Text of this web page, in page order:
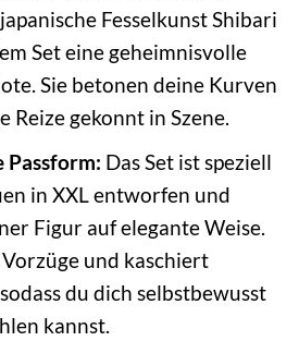
Fesselkunst Shibari
Set eine geheimnisvolle
Sie betonen deine Kurven
Reize gekonnt in Szene.
Passform: Das Set ist speziell
in XXL entworfen und
Figur auf elegante Weise.
und kaschiert
du dich selbstbewusst
kannst.